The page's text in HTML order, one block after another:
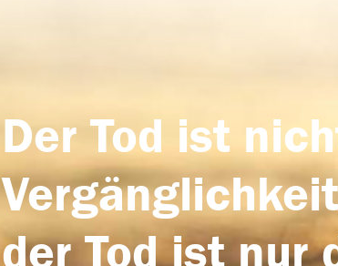
Der Tod ist
der Tod ist nur